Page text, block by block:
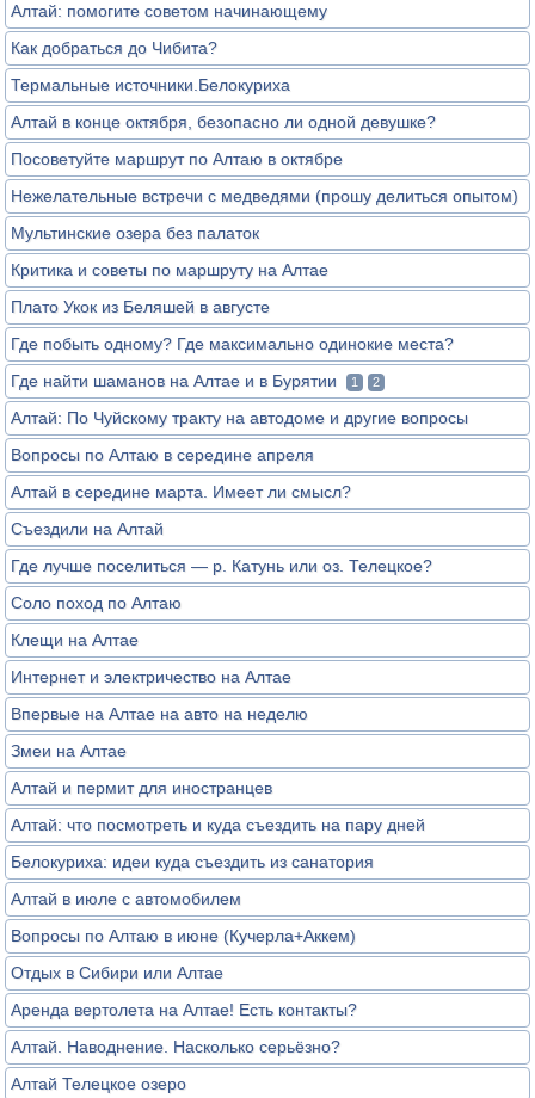
Алтай: помогите советом начинающему
Как добраться до Чибита?
Термальные источники.Белокуриха
Алтай в конце октября, безопасно ли одной девушке?
Посоветуйте маршрут по Алтаю в октябре
Нежелательные встречи с медведями (прошу делиться опытом)
Мультинские озера без палаток
Критика и советы по маршруту на Алтае
Плато Укок из Беляшей в августе
Где побыть одному? Где максимально одинокие места?
Где найти шаманов на Алтае и в Бурятии
1 2
Алтай: По Чуйскому тракту на автодоме и другие вопросы
Вопросы по Алтаю в середине апреля
Алтай в середине марта. Имеет ли смысл?
Съездили на Алтай
Где лучше поселиться — р. Катунь или оз. Телецкое?
Соло поход по Алтаю
Клещи на Алтае
Интернет и электричество на Алтае
Впервые на Алтае на авто на неделю
Змеи на Алтае
Алтай и пермит для иностранцев
Алтай: что посмотреть и куда съездить на пару дней
Белокуриха: идеи куда съездить из санатория
Алтай в июле с автомобилем
Вопросы по Алтаю в июне (Кучерла+Аккем)
Отдых в Сибири или Алтае
Аренда вертолета на Алтае! Есть контакты?
Алтай. Наводнение. Насколько серьёзно?
Алтай Телецкое озеро